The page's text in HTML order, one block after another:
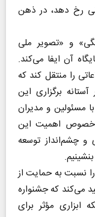
رخ دهد، در ذهن
و «تصویر ملی
آن ایفا می‌کند.
را منتقل کند که
برگزاری این
مسئولین و مدیران
خصوص اهمیت این
و چشم‌انداز توسعه
نسبت به حمایت از
می‌کند که جشنواره
مؤثر برای